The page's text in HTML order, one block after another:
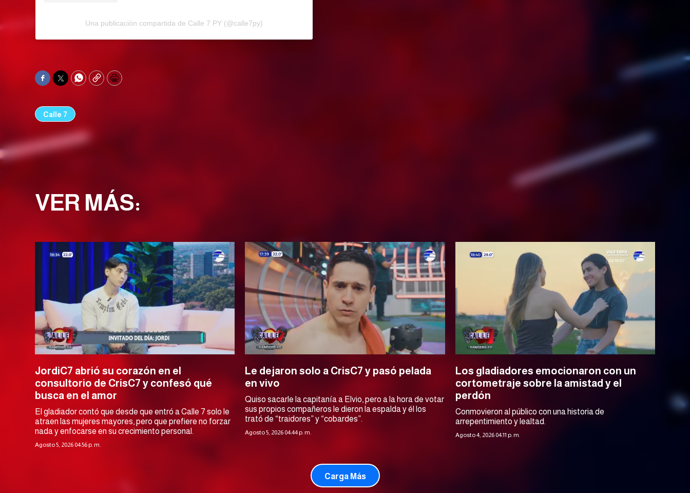
Una publicación compartida de Calle 7 PY (@calle7py)
Facebook
TwitterWhatsApp
CopyPrint
Calle 7
VER MÁS:
JordiC7 abrió su corazón en el
consultorio de CrisC7 y confesó qué
busca en el amor
El gladiador contó que desde que entró a Calle 7 solo le
atraen las mujeres mayores, pero que prefiere no forzar
nada y enfocarse en su crecimiento personal.
Agosto 5, 2026 04:56 p. m.
Le dejaron solo a CrisC7 y pasó pelada
en vivo
Quiso sacarle la capitanía a Elvio, pero a la hora de votar
sus propios compañeros le dieron la espalda y él los
trató de “traidores” y “cobardes”.
Agosto 5, 2026 04:44 p. m.
Los gladiadores emocionaron con un
cortometraje sobre la amistad y el
perdón
Conmovieron al público con una historia de
arrepentimiento y lealtad.
Agosto 4, 2026 04:11 p. m.
Carga Más